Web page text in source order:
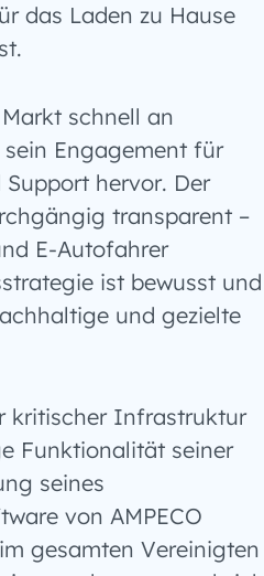
das Laden zu Hause
schnell an
Engagement für
hervor. Der
transparent –
E-Autofahrer
ist bewusst und
und gezielte
kritischer Infrastruktur
Funktionalität seiner
seines
von AMPECO
gesamten Vereinigten